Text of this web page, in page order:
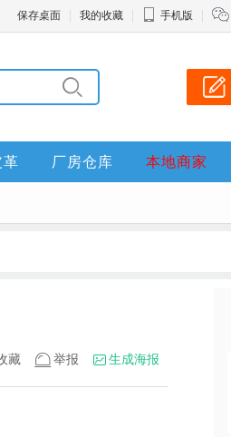
保存桌面 我的收藏 手机版
革 厂房仓库 本地商家
藏 举报 生成海报